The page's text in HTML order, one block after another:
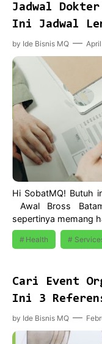
Jadwal
Ini Jadwal
by Ide Bisnis MQ
Hi SobatMQ! Butuh
Awal Bross
sepertinya memang
Health
Cari Event
Ini 3
by Ide Bisnis MQ